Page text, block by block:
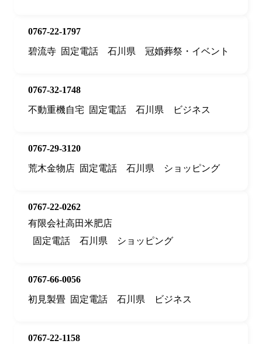
0767-22-1797
碧流寺 固定電話 石川県 冠婚葬祭・イベント
0767-32-1748
不動重機自宅
固定電話 石川県 ビジネス
0767-29-3120
荒木金物店 固定電話 石川県 ショッピング
0767-22-0262
有限会社高田米肥店
固定電話
石川県 ショッピング
0767-66-0056
初見製畳
固定電話 石川県 ビジネス
0767-22-1158